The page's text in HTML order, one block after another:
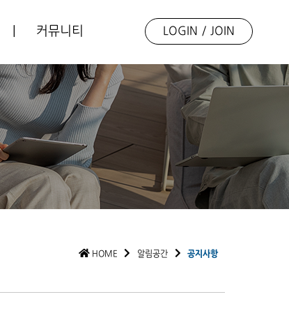
커뮤니티
언론보도
동향자료
포토갤러리
Q&A
LOGIN / JOIN
HOME 알림공간 공지사항